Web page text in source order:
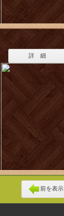
詳 細
前を表示